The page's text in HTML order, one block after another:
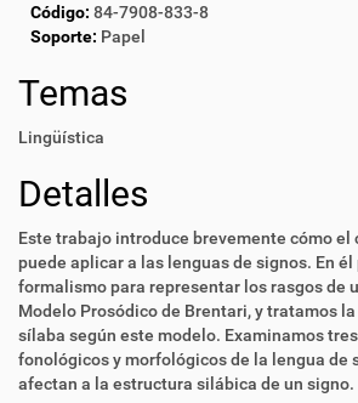
Código: 84-7908-833-8
Soporte: Papel
Temas
Lingüística
Detalles
Este trabajo introduce brevemente cómo el
puede aplicar a las lenguas de signos. En
formalismo para representar los rasgos de
Modelo Prosódico de Brentari, y tratamos
sílaba según este modelo. Examinamos
fonológicos y morfológicos de la lengua de
afectan a la estructura silábica de un signo.